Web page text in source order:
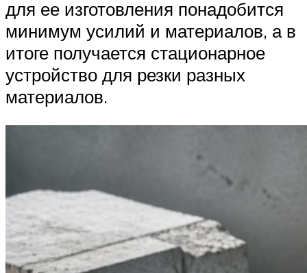
для ее изготовления понадобится
минимум усилий и материалов, а в
итоге получается стационарное
устройство для резки разных
материалов.